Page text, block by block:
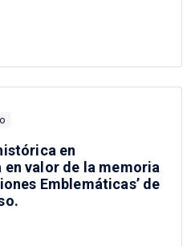
en
valor de la memoria
Emblemáticas’ de